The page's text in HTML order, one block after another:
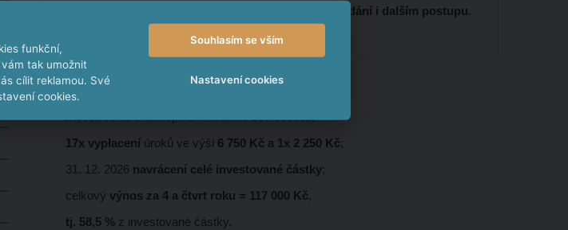
domluvíte na předání i dalším postupu.
Vzorový příklad investice
investicedo 5 dluhopisů v hodnotě200 000 Kč;
17x vyplacení úroků ve výši 6 750 Kč a 1x 2 250 Kč;
31. 12. 2026 navrácení celé investované částky;
celkový výnos za 4 a čtvrt roku = 117 000 Kč,
tj. 58,5 %z investované částky.
funkční,
tak umožnit
cílit reklamou. Své
cookies.
Souhlasím se vším
Nastavení cookies